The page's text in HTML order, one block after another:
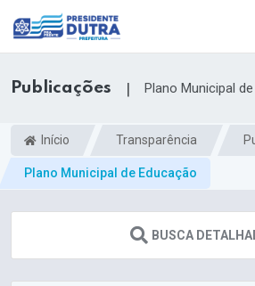
Publicações | Plano Municipal
Início Transparência
Plano Municipal de Educação
BUSCA